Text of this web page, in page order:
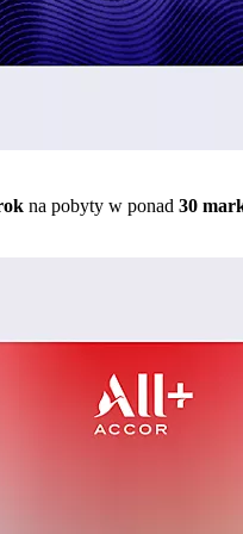
na pobyty w ponad 30